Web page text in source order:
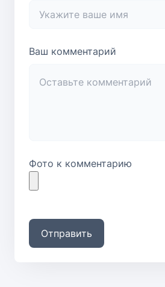
Ваш комментарий
Фото к комментарию
Отправить